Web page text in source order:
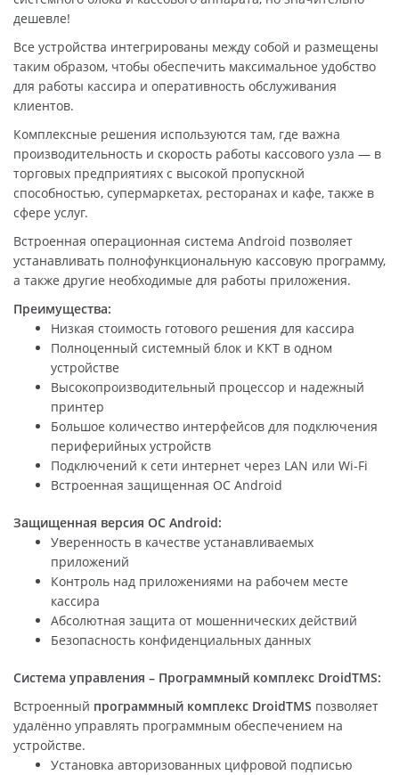
дешевле!
Все устройства интегрированы между собой и размещены
таким образом, чтобы обеспечить максимальное удобство
для работы кассира и оперативность обслуживания
клиентов.
Комплексные решения используются там, где важна
производительность и скорость работы кассового узла — в
торговых предприятиях с высокой пропускной
способностью, супермаркетах, ресторанах и кафе, также в
сфере услуг.
Встроенная операционная система Android позволяет
устанавливать полнофункциональную кассовую программу,
а также другие необходимые для работы приложения.
Преимущества:
Низкая стоимость готового решения для кассира
Полноценный системный блок и ККТ в одном
устройстве
Высокопроизводительный процессор и надежный
принтер
Большое количество интерфейсов для подключения
периферийных устройств
Подключений к сети интернет через LAN или Wi-Fi
Встроенная защищенная ОС Android
Защищенная версия ОС Android:
Уверенность в качестве устанавливаемых
приложений
Контроль над приложениями на рабочем месте
кассира
Абсолютная защита от мошеннических действий
Безопасность конфиденциальных данных
Система управления – Программный комплекс DroidTMS:
Встроенный программный комплекс DroidTMS позволяет
удалённо управлять программным обеспечением на
устройстве.
Установка авторизованных цифровой подписью